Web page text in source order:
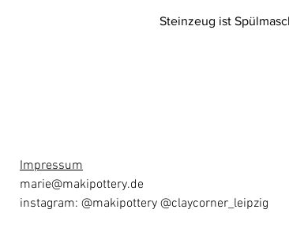
Steinzeug ist
Impressum
marie@makipottery.de
instagram: @makipottery @claycorner_leipzig